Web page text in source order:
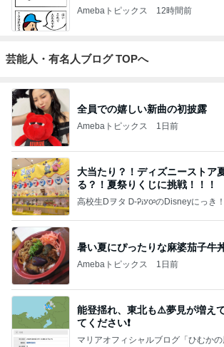
Amebaトピックス 12時間前
芸能人・有名人ブログ TOPへ
全員での嬉しい新曲の初披露
Amebaトピックス 1日前
大当たり？！ディズニーストア
る？！夏祭りくじに挑戦！！！
暑い夏にぴったりな麻婆茄子牛
Amebaトピックス 1日前
能登揺れ、東北も⚠️夢見が増えて
てください❗️
マリアオフィシャルブログ「ひむかの